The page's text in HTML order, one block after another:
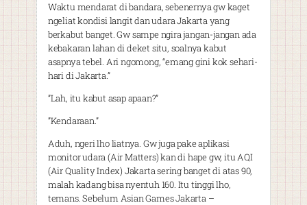
Waktu mendarat di bandara, sebenernya gw kaget
ngeliat kondisi langit dan udara Jakarta yang
berkabut banget. Gw sampe ngira jangan-jangan ada
kebakaran lahan di deket situ, soalnya kabut
asapnya tebel. Ari ngomong, “emang gini kok sehari-
hari di Jakarta.”
”Lah, itu kabut asap apaan?”
”Kendaraan.”
Aduh, ngeri lho liatnya. Gw juga pake aplikasi
monitor udara (Air Matters) kan di hape gw, itu AQI
(Air Quality Index) Jakarta sering banget di atas 90,
malah kadang bisa nyentuh 160. Itu tinggi lho,
temans. Sebelum Asian Games Jakarta –